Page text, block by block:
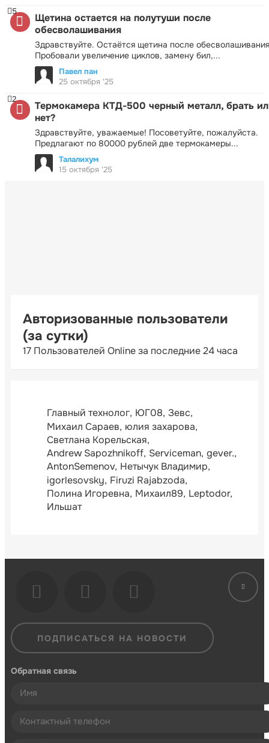
Щетина остается на полутуши после
обесволашивания
Здравствуйте. Остаётся щетина после
Пробовали увеличение циклов, замену бил,...
5
Павел пан
25 октября '25
Термокамера КТД-500 черный металл, брать
нет?
Здравствуйте, уважаемые! Посоветуйте, пожалуйста.
Предлагают по 80000 рублей две термокамеры...
2
Талалихум
15 октября '25
Авторизованные пользователи
(за сутки)
17 Пользователей Online за последние 24 часа
Главный технолог ЮГ08 Зевс
Михаил Сараев юлия захарова
Светлана Корельская
Andrew Sapozhnikoff Serviceman gever.
AntonSemenov Нетычук Владимир
igorlesovsky Firuzi Rajabzoda
Полина Игоревна Михаил89 Leptodor
Ильшат
ПОДПИСАТЬСЯ НА НОВОСТИ
Обратная связь